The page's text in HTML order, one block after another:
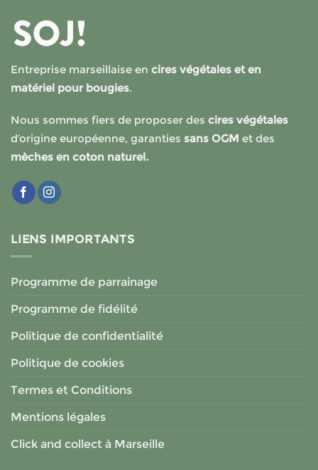
Entreprise marseillaise en cires végétales et en
matériel pour bougies.
Nous sommes fiers de proposer des cires végétales
d’origine européenne, garanties sans OGM et des
mèches en coton naturel.
LIENS IMPORTANTS
Programme de parrainage
Programme de fidélité
Politique de confidentialité
Politique de cookies
Termes et Conditions
Mentions légales
Click and collect à Marseille